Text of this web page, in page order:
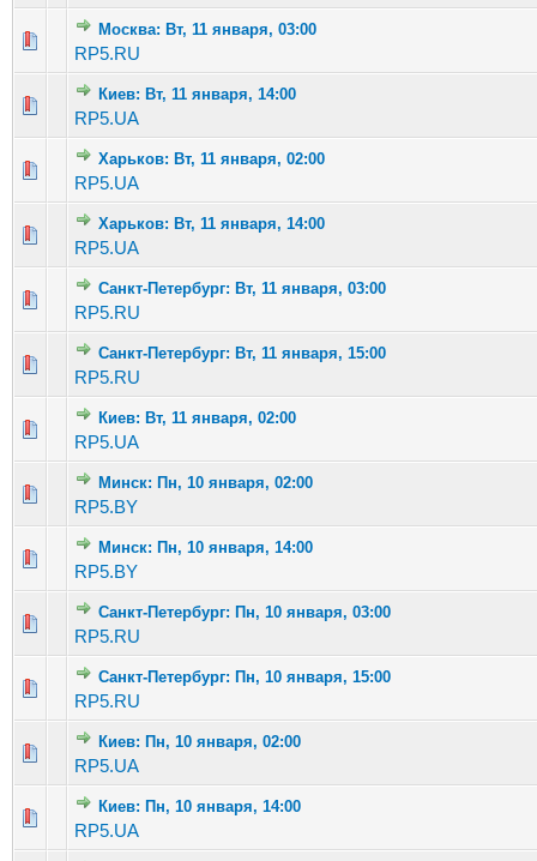
Москва: Вт, 11 января, 03:00
RP5.RU
Голосов: 3 - Средняя оценка: 1.33 из 5
12345
Киев: Вт, 11 января, 14:00
RP5.UA
Голосов: 7 - Средняя оценка: 2.14 из 5
12345
Харьков: Вт, 11 января, 02:00
RP5.UA
Голосов: 1 - Средняя оценка: 1 из 5
1 2345
Харьков: Вт, 11 января, 14:00
RP5.UA
Голосов: 2 - Средняя оценка: 1.5 из 5
1 2345
Санкт-Петербург: Вт, 11 января, 03:00
RP5.RU
Голосов: 1 - Средняя оценка: 1 из 5
1234 5
Санкт-Петербург: Вт, 11 января, 15:00
RP5.RU
Голосов: 1 - Средняя оценка: 1 из 5
1234 5
Киев: Вт, 11 января, 02:00
RP5.UA
Голосов: 0 - Средняя оценка: 0 из 5
12345
Минск: Пн, 10 января, 02:00
RP5.BY
Голосов: 2 - Средняя оценка: 3 из 5
12 345
Минск: Пн, 10 января, 14:00
RP5.BY
Голосов: 1 - Средняя оценка: 1 из 5
12 345
Санкт-Петербург: Пн, 10 января, 03:00
RP5.RU
Голосов: 2 - Средняя оценка: 2.5 из 5
1234 5
Санкт-Петербург: Пн, 10 января, 15:00
RP5.RU
Голосов: 2 - Средняя оценка: 2.5 из 5
1234 5
Киев: Пн, 10 января, 02:00
RP5.UA
Голосов: 3 - Средняя оценка: 2 из 5
1 2345
Киев: Пн, 10 января, 14:00
RP5.UA
Голосов: 1 - Средняя оценка: 1 из 5
1 2345